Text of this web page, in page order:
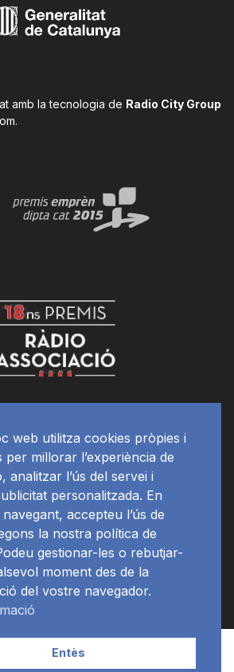
amb la tecnologia de Radio City Group
.
APP Programació
web utilitza cookies pròpies i
per millorar l’experiència de
analitzar l’ús del servei i
personalitzada. En
accepteu l’ús de
la nostra política de
gestionar-les o rebutjar-
moment des de la
del vostre navegador.
Entès